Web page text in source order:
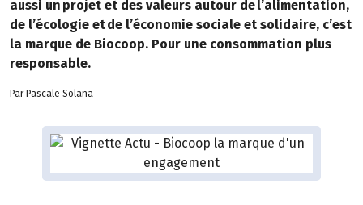
aussi un projet et des valeurs autour de l’alimentation,
de l’écologie et de l’économie sociale et solidaire, c’est
la marque de Biocoop. Pour une consommation plus
responsable.
Par Pascale Solana